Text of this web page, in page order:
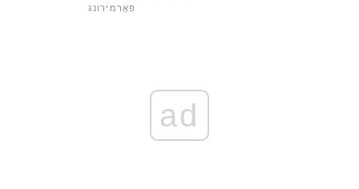
פאָרמירונג
ad